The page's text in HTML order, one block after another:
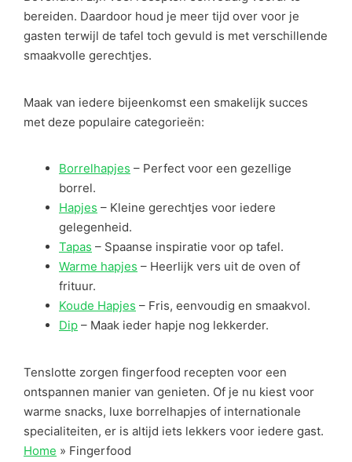
bereiden. Daardoor houd je meer tijd over voor je
gasten terwijl de tafel toch gevuld is met verschillende
smaakvolle gerechtjes.
Maak van iedere bijeenkomst een smakelijk succes
met deze populaire categorieën:
Borrelhapjes – Perfect voor een gezellige
borrel.
Hapjes – Kleine gerechtjes voor iedere
gelegenheid.
Tapas – Spaanse inspiratie voor op tafel.
Warme hapjes – Heerlijk vers uit de oven of
frituur.
Koude Hapjes – Fris, eenvoudig en smaakvol.
Dip – Maak ieder hapje nog lekkerder.
Tenslotte zorgen fingerfood recepten voor een
ontspannen manier van genieten. Of je nu kiest voor
warme snacks, luxe borrelhapjes of internationale
specialiteiten, er is altijd iets lekkers voor iedere gast.
Home » Fingerfood